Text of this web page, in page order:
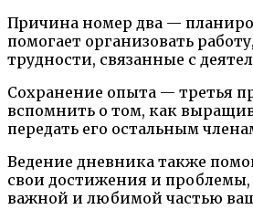
Причина номер два —
помогает организовать
трудности, связанные с
Сохранение опыта — третья
вспомнить о том, как
передать его остальным
Ведение дневника также
свои достижения и проблемы,
важной и любимой частью